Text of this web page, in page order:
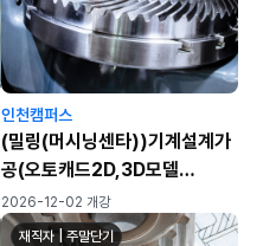
인천캠퍼스
(밀링(머시닝센타))기계설계가
공(오토캐드2D,3D모델
링,CAM,MCT)실무자 양성과
정
2026-12-02 개강
재직자 | 주말단기